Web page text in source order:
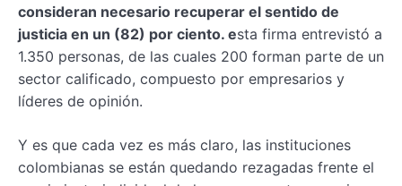
consideran necesario recuperar el sentido de
justicia en un (82) por ciento. esta firma entrevistó a
1.350 personas, de las cuales 200 forman parte de un
sector calificado, compuesto por empresarios y
líderes de opinión.
Y es que cada vez es más claro, las instituciones
colombianas se están quedando rezagadas frente el